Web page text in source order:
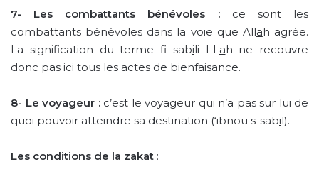
7- Les combattants bénévoles : ce sont les
combattants bénévoles dans la voie que Allah agrée.
La signification du terme f sabili l-Lah ne recouvre
donc pas ici tous les actes de bienfaisance.
8- Le voyageur : c’est le voyageur qui n’a pas sur lui de
quoi pouvoir atteindre sa destination (‘ibnou s-sabil).
Les conditions de la zakat :